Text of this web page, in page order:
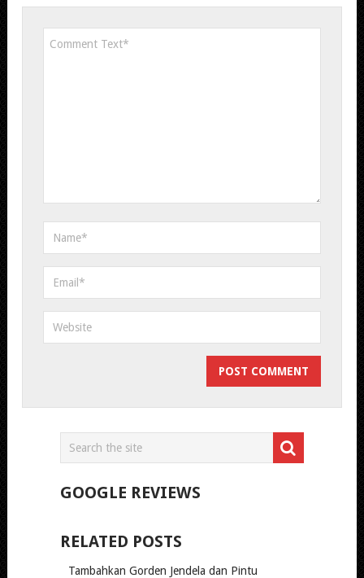
GOOGLE REVIEWS
RELATED POSTS
Tambahkan Gorden Jendela dan Pintu